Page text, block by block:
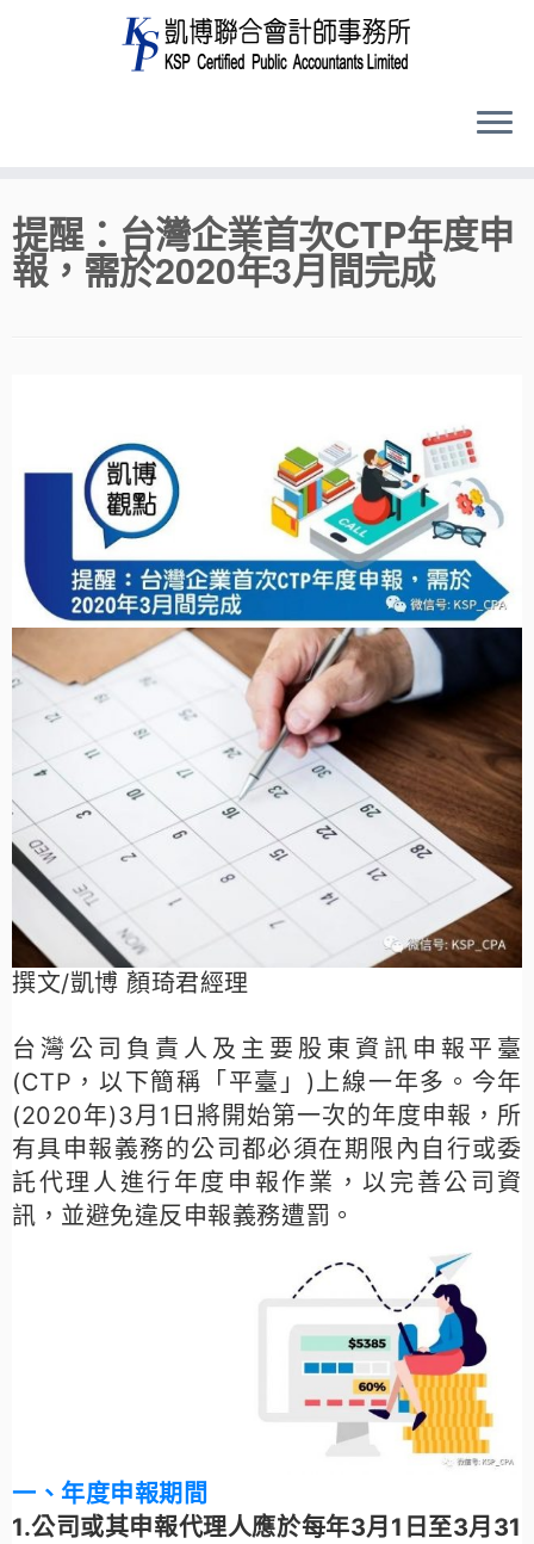
to
content
提醒：台灣企業首次CTP年度申
報，需於2020年3月間完成
撰文/凱博 顏琦君經理
台灣公司負責人及主要股東資訊申報平臺
(CTP，以下簡稱「平臺」)上線一年多。 今年
(2020年)3月1日將開始第一次的年度申報，所
有具申報義務的公司都必須在期限內自行或委
託代理人進行年度申報作業，以完善公司資
訊，並避免違反申報義務遭罰。
一、年度申報期間
1.公司或其申報代理人應於每年3月1日至3月31